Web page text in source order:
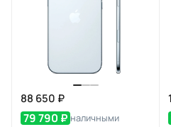
88 650 ₽
79 790 ₽ наличными